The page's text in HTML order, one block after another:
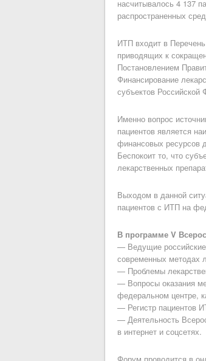
насчитывалось 4 137
распространенных
ИТП входит в
приводящих к
Постановлением
Финансирование
субъектов Российской
Именно вопрос
пациентов является
финансовых ресурсов
Беспокоит то, что
лекарственных
Выходом в данной
пациентов с ИТП на
В программе V
— Ведущие российские
современных методах
— Проблемы
— Вопросы оказания
федеральном центре,
— Регистр пациентов
— Деятельность
в интернет и соцсетях.